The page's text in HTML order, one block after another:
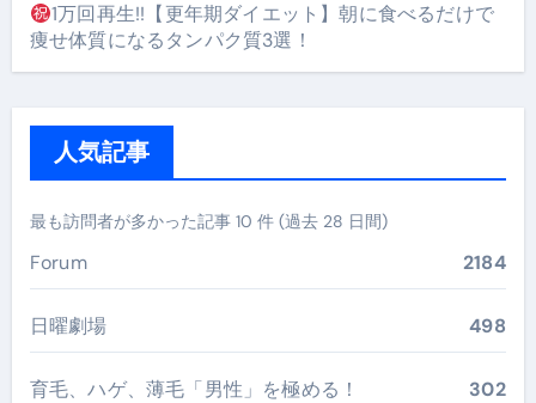
1万回再生!!【更年期ダイエット】朝に食べるだけで
痩せ体質になるタンパク質3選！
人気記事
最も訪問者が多かった記事 10 件 (過去 28 日間)
Forum 2184
日曜劇場 498
育毛、ハゲ、薄毛「男性」を極める！ 302